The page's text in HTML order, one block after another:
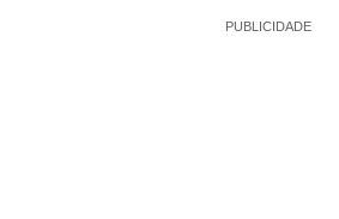
PUBLICIDADE